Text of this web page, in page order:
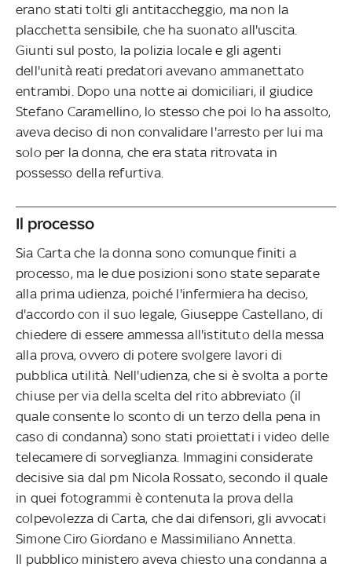
erano stati tolti gli antitaccheggio, ma non la
placchetta sensibile, che ha suonato all'uscita.
Giunti sul posto, la polizia locale e gli agenti
dell'unità reati predatori avevano ammanettato
entrambi. Dopo una notte ai domiciliari, il giudice
Stefano Caramellino, lo stesso che poi lo ha assolto,
aveva deciso di non convalidare l'arresto per lui ma
solo per la donna, che era stata ritrovata in
possesso della refurtiva.
Il processo
Sia Carta che la donna sono comunque finiti a
processo, ma le due posizioni sono state separate
alla prima udienza, poiché l'infermiera ha deciso,
d'accordo con il suo legale, Giuseppe Castellano, di
chiedere di essere ammessa all'istituto della messa
alla prova, ovvero di potere svolgere lavori di
pubblica utilità. Nell'udienza, che si è svolta a porte
chiuse per via della scelta del rito abbreviato (il
quale consente lo sconto di un terzo della pena in
caso di condanna) sono stati proiettati i video delle
telecamere di sorveglianza. Immagini considerate
decisive sia dal pm Nicola Rossato, secondo il quale
in quei fotogrammi è contenuta la prova della
colpevolezza di Carta, che dai difensori, gli avvocati
Simone Ciro Giordano e Massimiliano Annetta.
Il pubblico ministero aveva chiesto una condanna a